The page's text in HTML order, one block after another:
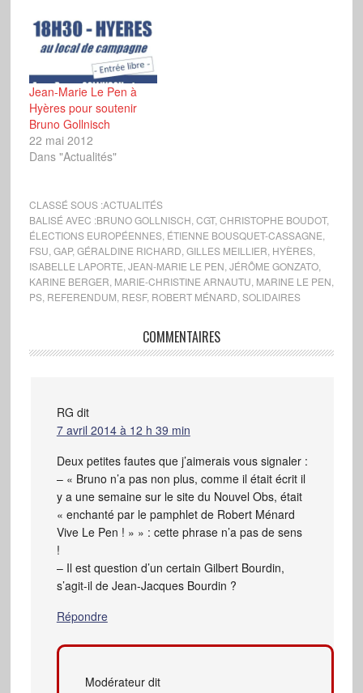
Jean-Marie Le Pen à
Hyères pour soutenir
Bruno Gollnisch
22 mai 2012
Dans "Actualités"
CLASSÉ SOUS :ACTUALITÉS
BALISÉ AVEC :BRUNO GOLLNISCH CGT, CHRISTOPHE BOUDOT,
ÉLECTIONS EUROPÉENNES, ÉTIENNE BOUSQUET-CASSAGNE
FSU GAP, GÉRALDINE RICHARD GILLES MEILLIER HYÈRES,
ISABELLE LAPORTE JEAN-MARIE LE PEN JÉRÔME GONZATO,
KARINE BERGER MARIE-CHRISTINE ARNAUTU MARINE LE PEN
PS, REFERENDUM RESF, ROBERT MÉNARD SOLIDAIRES
COMMENTAIRES
RG dit
7 avril 2014 à 12 h 39 min
Deux petites fautes que j’aimerais vous signaler :
– « Bruno n’a pas non plus, comme il était écrit il
y a une semaine sur le site du Nouvel Obs, était
« enchanté par le pamphlet de Robert Ménard
Vive Le Pen ! » » : cette phrase n’a pas de sens
!
– Il est question d’un certain Gilbert Bourdin,
s’agit-il de Jean-Jacques Bourdin ?
Répondre
Modérateur dit